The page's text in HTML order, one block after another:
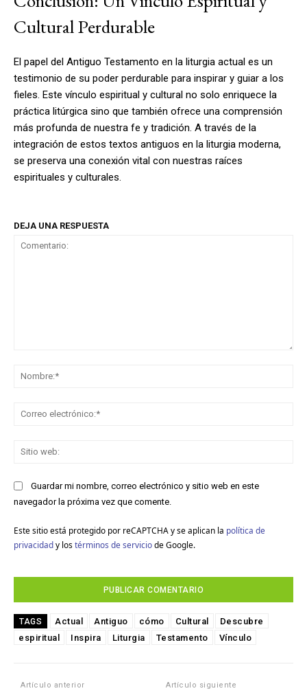
Cultural Perdurable
El papel del Antiguo Testamento en la liturgia actual es un
testimonio de su poder perdurable para inspirar y guiar a los
fieles. Este vínculo espiritual y cultural no solo enriquece la
práctica litúrgica sino que también ofrece una comprensión
más profunda de nuestra fe y tradición. A través de la
integración de estos textos antiguos en la liturgia moderna,
se preserva una conexión vital con nuestras raíces
espirituales y culturales.
DEJA UNA RESPUESTA
Guardar mi nombre, correo electrónico y sitio web en este
navegador la próxima vez que comente.
Este sitio está protegido por reCAPTCHA y se aplican la política de
privacidady los términos de serviciode Google.
TAGS Actual Antiguo cómo Cultural
Descubre
espiritual
Inspira Liturgia Testamento Vínculo
Artículo anterior Artículo siguiente